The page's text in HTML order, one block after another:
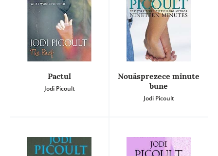
Pactul
Jodi Picoult
Nouăsprezece minute
bune
Jodi Picoult